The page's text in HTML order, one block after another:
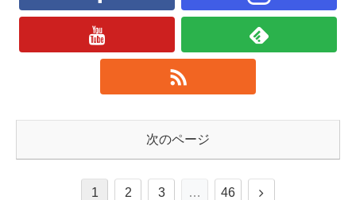
次のページ
1 2 3 … 46